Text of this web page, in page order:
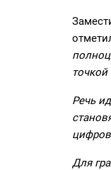
Речь
Для